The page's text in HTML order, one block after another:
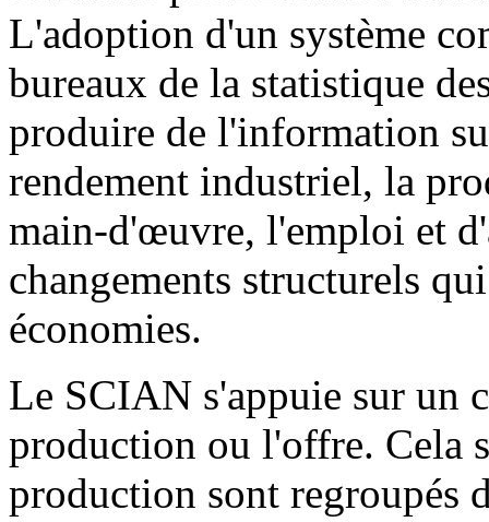
L'adoption d'un système
bureaux de la statistique
produire de l'information
rendement industriel, la
main-d'œuvre, l'emploi et
changements structurels
économies.
Le SCIAN s'appuie sur un
production ou l'offre. Cela
production sont regroupés